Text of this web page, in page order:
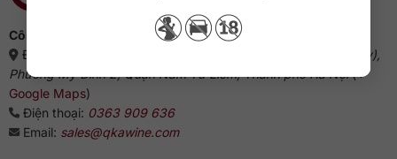
Công ty cổ phần QKAWine
Địa chỉ:
Tầng 1, số 12A, lô TT02, KĐT HDMon (Hải Đăng City),
Phường Mỹ Đình 2, Quận Nam Từ Liêm, Thành phố Hà Nội(
Google Maps)
Điện thoại: 0363 909 636
Email: sales@qkawine.com